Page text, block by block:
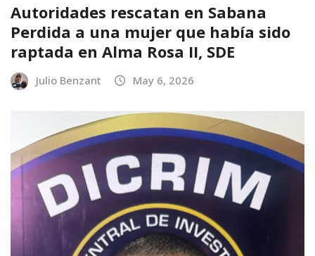
Autoridades rescatan en Sabana
Perdida a una mujer que había sido
raptada en Alma Rosa II, SDE
Julio Benzant May 6, 2026